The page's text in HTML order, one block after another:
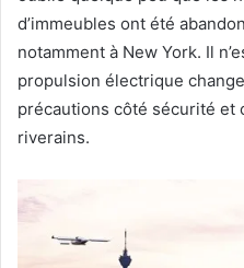
d’immeubles ont été
notamment à New York. Il
propulsion électrique
précautions côté sécurité et
riverains.